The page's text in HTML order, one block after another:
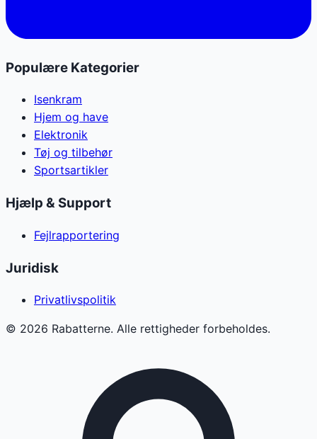
Populære Kategorier
Isenkram
Hjem og have
Elektronik
Tøj og tilbehør
Sportsartikler
Hjælp & Support
Fejlrapportering
Juridisk
Privatlivspolitik
© 2026 Rabatterne. Alle rettigheder forbeholdes.